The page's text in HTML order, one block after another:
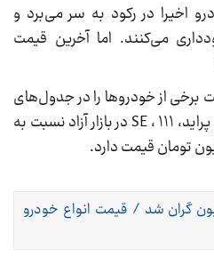
اخیرا در رکود به سر می‌برد و
می‌کنند. اما آخرین قیمت
برخی از خودروها را در جدول‌های
زیر منتشر کرد که بر این اساس پراید، 111 ، SE در بازار آزاد نسبت به
گران شد / قیمت انواع خودرو